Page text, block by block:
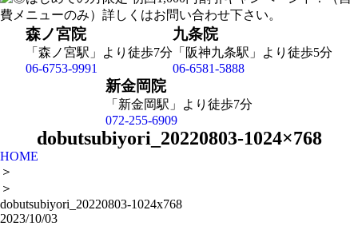
森ノ宮院
「森ノ宮駅」より徒歩7分
06-6753-9991
九条院
「阪神九条駅」より徒歩5分
06-6581-5888
新金岡院
「新金岡駅」より徒歩7分
072-255-6909
dobutsubiyori_20220803-1024×768
HOME
＞
＞
dobutsubiyori_20220803-1024x768
2023/10/03